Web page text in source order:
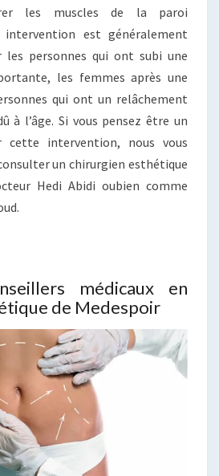
les muscles de la paroi
intervention est généralement
les personnes qui ont subi une
les femmes après une
qui ont un relâchement
à l’âge. Si vous pensez être un
cette intervention, nous vous
un chirurgien esthétique
Hedi Abidi oubien comme
médicaux en
de Medespoir